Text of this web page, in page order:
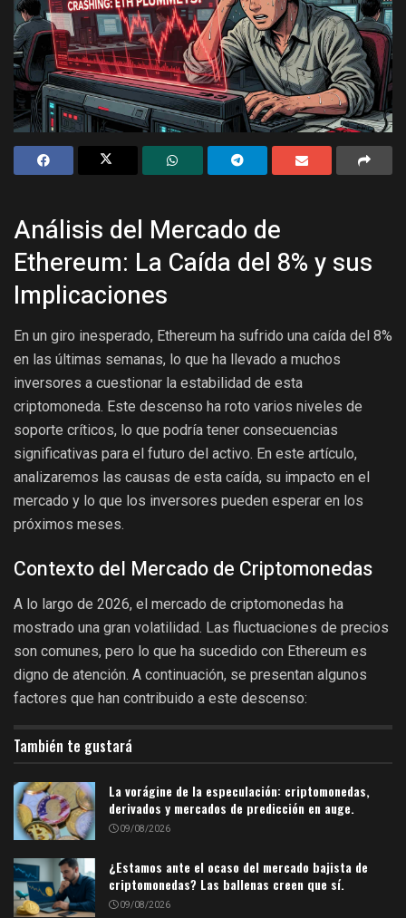
Análisis del Mercado de
Ethereum: La Caída del 8% y sus
Implicaciones
En un giro inesperado, Ethereum ha sufrido una caída del 8%
en las últimas semanas, lo que ha llevado a muchos
inversores a cuestionar la estabilidad de esta
criptomoneda. Este descenso ha roto varios niveles de
soporte críticos, lo que podría tener consecuencias
significativas para el futuro del activo. En este artículo,
analizaremos las causas de esta caída, su impacto en el
mercado y lo que los inversores pueden esperar en los
próximos meses.
Contexto del Mercado de Criptomonedas
A lo largo de 2026, el mercado de criptomonedas ha
mostrado una gran volatilidad. Las fluctuaciones de precios
son comunes, pero lo que ha sucedido con Ethereum es
digno de atención. A continuación, se presentan algunos
factores que han contribuido a este descenso:
También te gustará
La vorágine de la especulación: criptomonedas,
derivados y mercados de predicción en auge.
09/08/2026
¿Estamos ante el ocaso del mercado bajista de
criptomonedas? Las ballenas creen que sí.
09/08/2026